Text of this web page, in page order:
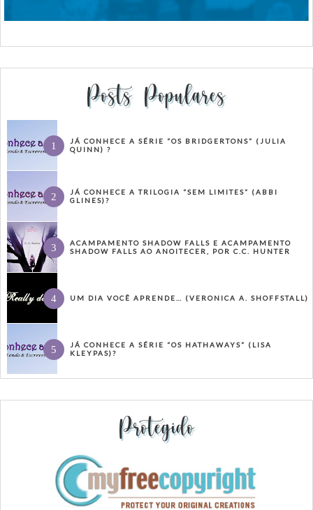
Posts Populares
JÁ CONHECE A SÉRIE “OS BRIDGERTONS” (JULIA
QUINN) ?
JÁ CONHECE A TRILOGIA “SEM LIMITES” (ABBI
GLINES)?
ACAMPAMENTO SHADOW FALLS E ACAMPAMENTO
SHADOW FALLS AO ANOITECER, POR C.C. HUNTER
UM DIA VOCÊ APRENDE… (VERONICA A. SHOFFSTALL)
JÁ CONHECE A SÉRIE “OS HATHAWAYS” (LISA
KLEYPAS)?
Protegido